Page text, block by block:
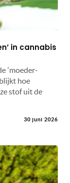
in cannabis
'moeder-
hoe
stof uit de
30 juni 2026